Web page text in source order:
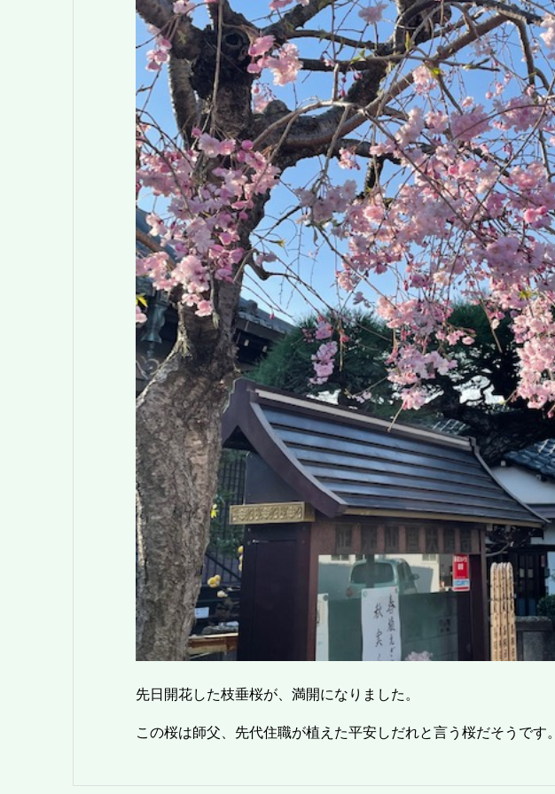
先日開花した枝垂桜が、満開になりました。
この桜は師父、先代住職が植えた平安しだれと言う桜だそうです。